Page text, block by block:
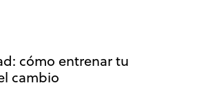
cómo entrenar tu
cambio